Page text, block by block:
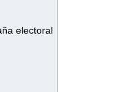
electoral